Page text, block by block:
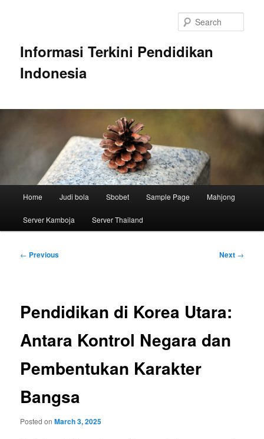
Informasi Terkini Pendidikan
Indonesia
Home Judi bola Sbobet Sample Page Mahjong
Server Kamboja Server Thailand
Post
← Previous Next →
Pendidikan di Korea Utara:
Antara Kontrol Negara dan
Pembentukan Karakter
Bangsa
Posted onMarch 3, 2025